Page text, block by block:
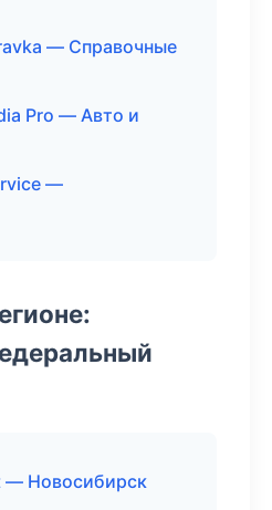
— Справочные
Pro — Авто и
—
— Новосибирск